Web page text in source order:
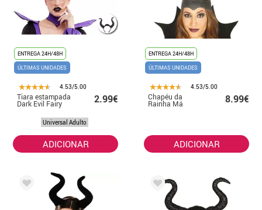
ENTREGA 24H/48H
ÚLTIMAS UNIDADES
4.53/5.00
Tiara estampada
Dark Evil Fairy 2.99€
Universal Adulto
ADICIONAR
ENTREGA 24H/48H
ÚLTIMAS UNIDADES
4.53/5.00
Chapéu da
Rainha Má 8.99€
ADICIONAR